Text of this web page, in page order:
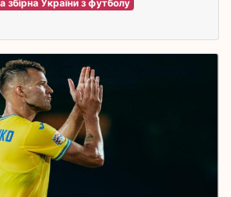
збірна України з футболу